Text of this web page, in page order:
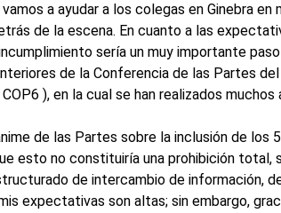
a ayudar a los colegas en Ginebra
de la escena. En cuanto a las
sería un muy importante
de la Conferencia de las Partes
), en la cual se han realizados muchos
de las Partes sobre la inclusión de
esto no constituiría una prohibición total,
de intercambio de información,
expectativas son altas; sin embargo,